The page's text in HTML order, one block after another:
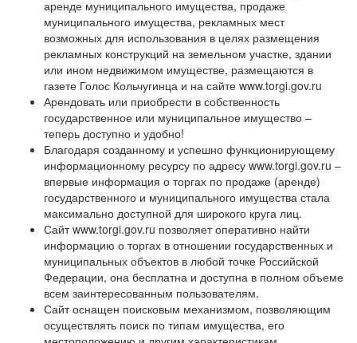
аренде муниципального имущества, продаже
муниципального имущества, рекламных мест
возможных для использования в целях размещения
рекламных конструкций на земельном участке, здании
или ином недвижимом имуществе, размещаются в
газете Голос Кольчугинца и на сайте www.torgi.gov.ru
Арендовать или приобрести в собственность
государственное или муниципальное имущество –
теперь доступно и удобно!
Благодаря созданному и успешно функционирующему
информационному ресурсу по адресу www.torgi.gov.ru –
впервые информация о торгах по продаже (аренде)
государственного и муниципального имущества стала
максимально доступной для широкого круга лиц.
Сайт www.torgi.gov.ru позволяет оперативно найти
информацию о торгах в отношении государственных и
муниципальных объектов в любой точке Российской
Федерации, она бесплатна и доступна в полном объеме
всем заинтересованным пользователям.
Сайт оснащен поисковым механизмом, позволяющим
осуществлять поиск по типам имущества, его